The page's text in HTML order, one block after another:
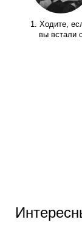
1. Ходите,
вы встали с